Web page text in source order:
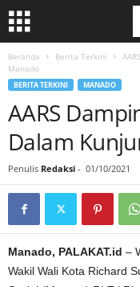
Beranda Berita Terkini
Manado
BERITA TERKINI MANADO
AARS
Dalam
Penulis Redaksi - 01/10/2021
Manado, PALAKAT.id –
Wakil Wali Kota Richard